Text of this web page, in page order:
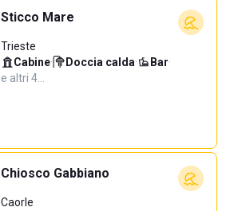
Sticco Mare
Trieste
Cabine· Doccia calda· Bar·
e altri 4…
Chiosco Gabbiano
Caorle